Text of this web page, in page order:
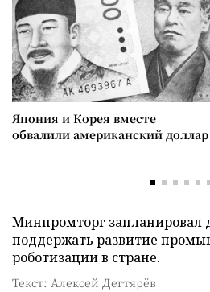
Япония и Корея вместе
обвалили американский доллар
Минпромторг запланировал
поддержать развитие
роботизации в стране.
Текст: Алексей Дегтярёв